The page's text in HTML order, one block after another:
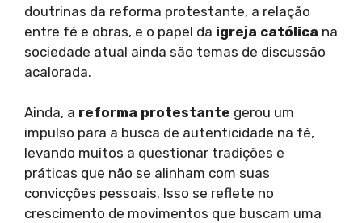
doutrinas da reforma protestante, a relação
entre fé e obras, e o papel da igreja católica na
sociedade atual ainda são temas de discussão
acalorada.
Ainda, a reforma protestante gerou um
impulso para a busca de autenticidade na fé,
levando muitos a questionar tradições e
práticas que não se alinham com suas
convicções pessoais. Isso se reflete no
crescimento de movimentos que buscam uma